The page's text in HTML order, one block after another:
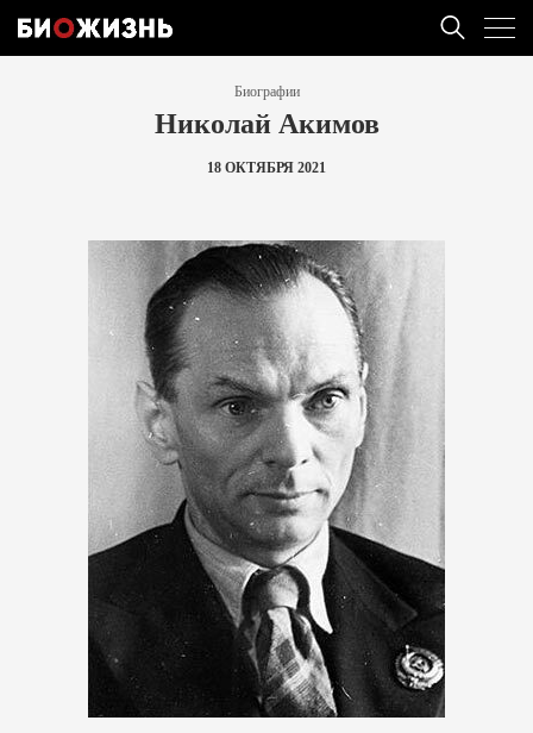
Биографии
Николай Акимов
18 ОКТЯБРЯ 2021